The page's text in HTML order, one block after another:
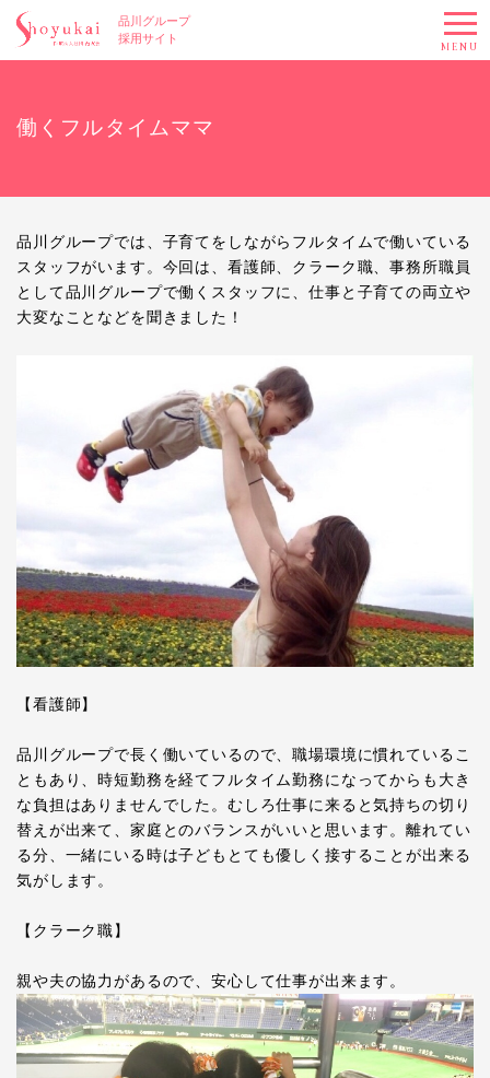
品川グループ
採用サイト
MENU
働くフルタイムママ
品川グループでは、子育てをしながらフルタイムで働いている
スタッフがいます。今回は、看護師、クラーク職、事務所職員
として品川グループで働くスタッフに、仕事と子育ての両立や
大変なことなどを聞きました！
【看護師】
品川グループで長く働いているので、職場環境に慣れているこ
ともあり、時短勤務を経てフルタイム勤務になってからも大き
な負担はありませんでした。むしろ仕事に来ると気持ちの切り
替えが出来て、家庭とのバランスがいいと思います。離れてい
る分、一緒にいる時は子どもとても優しく接することが出来る
気がします。
【クラーク職】
親や夫の協力があるので、安心して仕事が出来ます。